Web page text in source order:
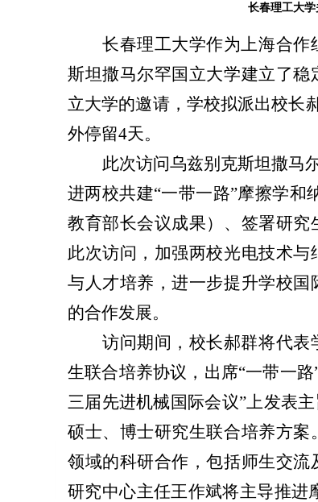
长春理工大
长春理工大学作为上海合
斯坦撒马尔罕国立大学建立了
立大学的邀请，学校拟派出校长
外停留4天。
此次访问乌兹别克斯坦撒马
进两校共建“一带一路”摩擦学和
教育部长会议成果）、签署研
此次访问，加强两校光电技术
与人才培养，进一步提升学校
的合作发展。
访问期间，校长郝群将代
生联合培养协议，出席“一带一
三届先进机械国际会议”上发表
硕士、博士研究生联合培养方
领域的科研合作，包括师生交
研究中心主任王作斌将主导推进